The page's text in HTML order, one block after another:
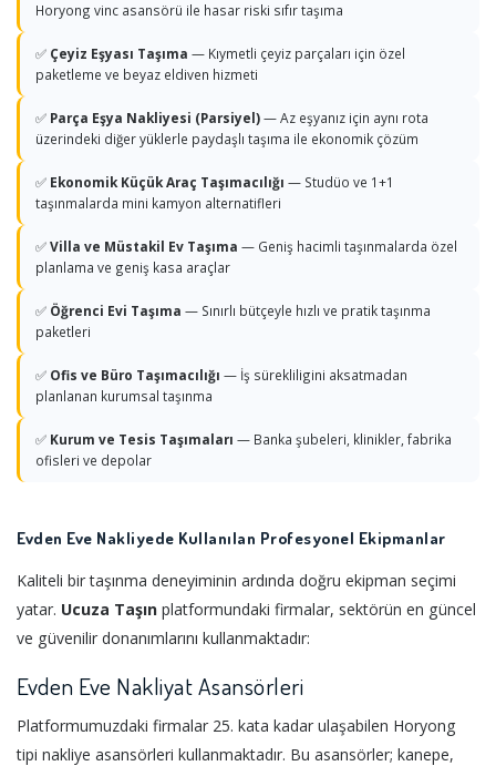
Horyong vinc asansörü ile hasar riski sıfır taşıma
✅ Çeyiz Eşyası Taşıma — Kıymetli çeyiz parçaları için özel
paketleme ve beyaz eldiven hizmeti
✅ Parça Eşya Nakliyesi (Parsiyel)— Az eşyanız için aynı rota
üzerindeki diğer yüklerle paydaşlı taşıma ile ekonomik çözüm
✅ Ekonomik Küçük Araç Taşımacılığı — Studüo ve 1+1
taşınmalarda mini kamyon alternatifleri
✅Villa ve Müstakil Ev Taşıma — Geniş hacimli taşınmalarda özel
planlama ve geniş kasa araçlar
✅ Öğrenci Evi Taşıma — Sınırlı bütçeyle hızlı ve pratik taşınma
paketleri
✅ Ofis ve Büro Taşımacılığı — İş sürekliligini aksatmadan
planlanan kurumsal taşınma
✅ Kurum ve Tesis Taşımaları — Banka şubeleri, klinikler, fabrika
ofisleri ve depolar
Evden Eve Nakliyede Kullanılan Profesyonel Ekipmanlar
Kaliteli bir taşınma deneyiminin ardında doğru ekipman seçimi
yatar. Ucuza Taşın platformundaki firmalar, sektörün en güncel
ve güvenilir donanımlarını kullanmaktadır:
Evden Eve Nakliyat Asansörleri
Platformumuzdaki firmalar 25. kata kadar ulaşabilen Horyong
tipi nakliye asansörleri kullanmaktadır. Bu asansörler; kanepe,